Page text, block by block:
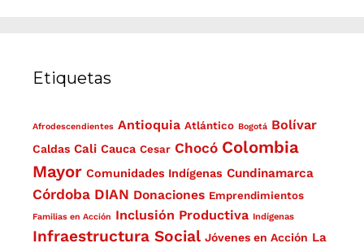
Etiquetas
Afrodescendientes Antioquia Atlántico Bogotá Bolívar
Caldas Cali Cauca Cesar Chocó Colombia
Mayor Comunidades Indígenas Cundinamarca
Córdoba DIAN Donaciones Emprendimientos
Familias en Acción Inclusión Productiva Indígenas
Infraestructura Social Jóvenes en Acción La